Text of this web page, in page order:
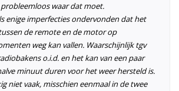
waar dat moet.
enige imperfecties ondervonden dat het
de remote en de motor op
weg kan vallen. Waarschijnlijk tgv
o.i.d. en het kan van een paar
minuut duren voor het weer hersteld is.
niet vaak, misschien eenmaal in de twee